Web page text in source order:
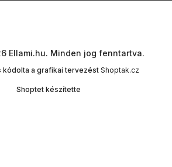
Shoptet készítette
Ellami.hu. Minden jog fenntartva.
kódolta a grafikai tervezést Shoptak.cz